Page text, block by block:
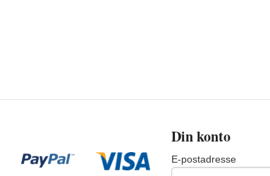
Din konto
E-postadresse